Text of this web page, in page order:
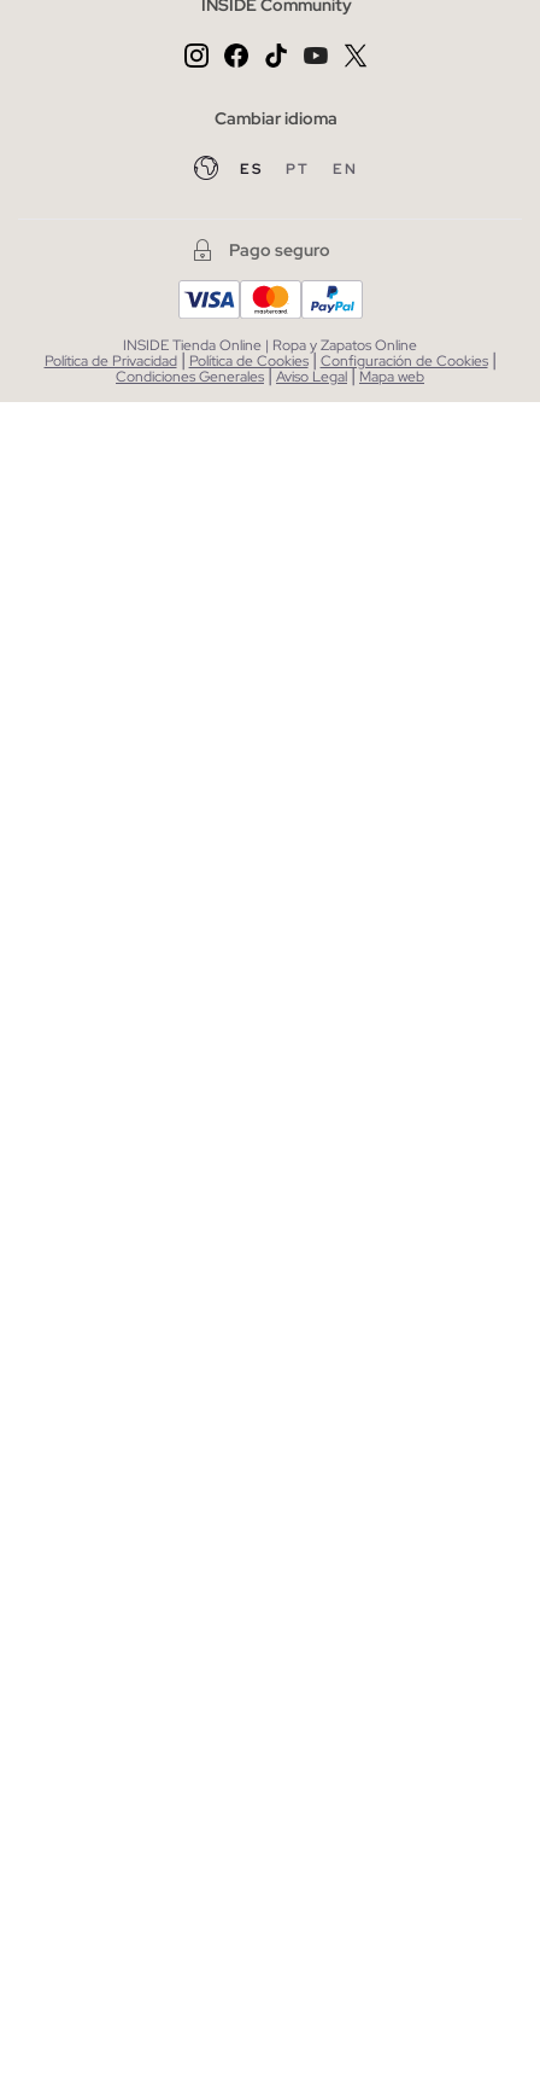
INSIDE Community
Cambiar idioma
ES PT EN
Pago seguro
INSIDE Tienda Online | Ropa y Zapatos Online
Política de Privacidad | Política de Cookies| Configuración de Cookies |
Condiciones Generales|Aviso Legal| Mapa web